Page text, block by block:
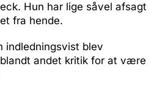
Hun har lige såvel afsagt
fra hende.
indledningsvist blev
andet kritik for at være